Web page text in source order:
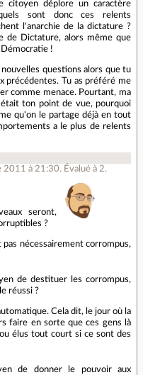
citoyen déplore un caractère
sont donc ces relents
l'anarchie de la dictature ?
de Dictature, alors même que
!
questions alors que tu
précédentes. Tu as préféré me
comme menace. Pourtant, ma
ton point de vue, pourquoi
qu'on le partage déjà en tout
a le plus de relents
2011 à 21:30. Évalué à 2.
seront,
?
nécessairement corrompus,
de destituer les corrompus,
réussi ?
Cela dit, le jour où la
faire en sorte que ces gens là
élus tout court si ce sont des
de donner le pouvoir aux